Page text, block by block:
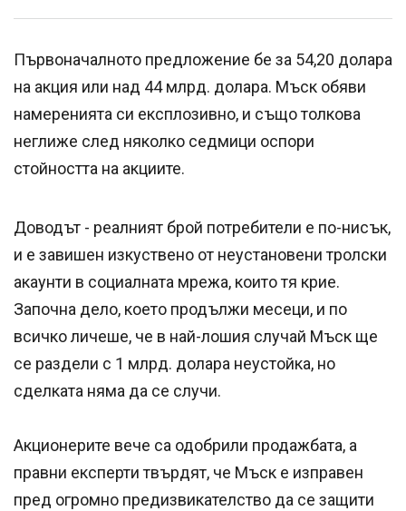
Първоначалното предложение бе за 54,20 долара
на акция или над 44 млрд. долара. Мъск обяви
намеренията си експлозивно, и също толкова
неглиже след няколко седмици оспори
стойността на акциите.
Доводът - реалният брой потребители е по-нисък,
и е завишен изкуствено от неустановени тролски
акаунти в социалната мрежа, които тя крие.
Започна дело, което продължи месеци, и по
всичко личеше, че в най-лошия случай Мъск ще
се раздели с 1 млрд. долара неустойка, но
сделката няма да се случи.
Акционерите вече са одобрили продажбата, а
правни експерти твърдят, че Мъск е изправен
пред огромно предизвикателство да се защити